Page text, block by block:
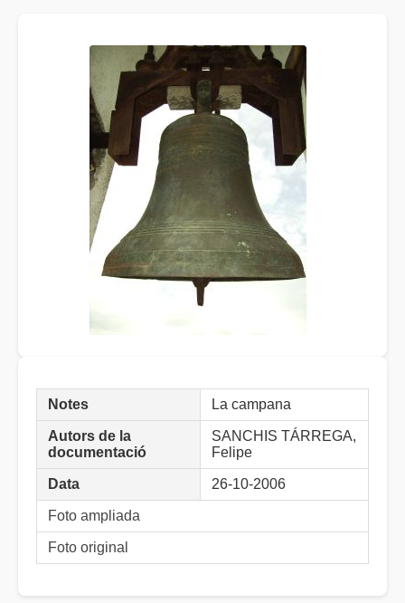
Notes La campana
Autors de la
documentació
SANCHIS TÁRREGA,
Felipe
Data 26-10-2006
Foto ampliada
Foto original